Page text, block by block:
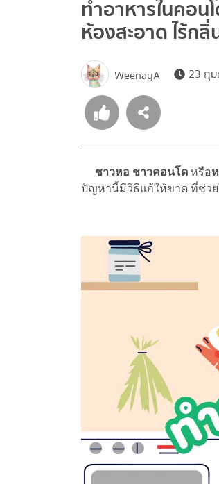
ทำอาหารในคอน
ห้องสะอาด ไร้ก
WeenayA 23 กุ
ชาวหอ ชาวคอนโด หรือ
ปัญหานี้มีวิธีแก้ให้ขาด ที่ช่ว